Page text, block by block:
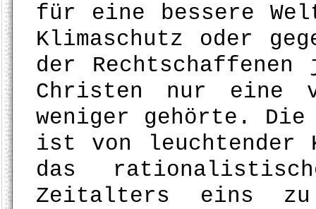
für eine bessere
Klimaschutz oder
der
Christen nur eine
weniger gehörte. Die
ist von
das
Zeitalters eins